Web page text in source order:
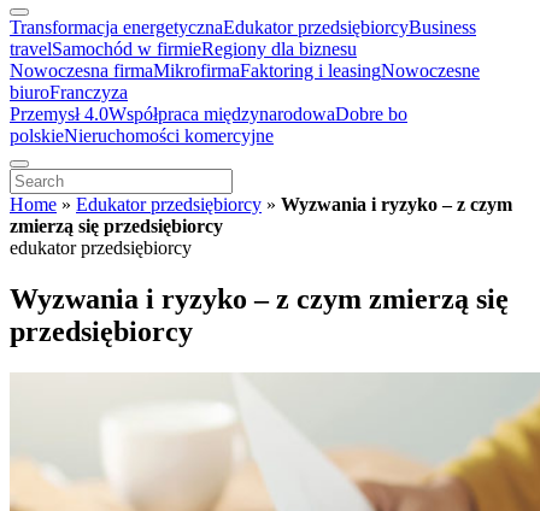
Transformacja energetycznaEdukator przedsiębiorcyBusiness
travelSamochód w firmieRegiony dla biznesu
Nowoczesna firmaMikrofirmaFaktoring i leasingNowoczesne
biuroFranczyza
Przemysł 4.0Współpraca międzynarodowaDobre bo
polskieNieruchomości komercyjne
Home » Edukator przedsiębiorcy » Wyzwania i ryzyko – z czym
zmierzą się przedsiębiorcy
edukator przedsiębiorcy
Wyzwania i ryzyko – z czym zmierzą się
przedsiębiorcy